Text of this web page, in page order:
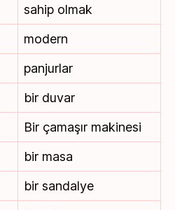
sahip olmak
modern
panjurlar
bir duvar
Bir çamaşır makinesi
bir masa
bir sandalye